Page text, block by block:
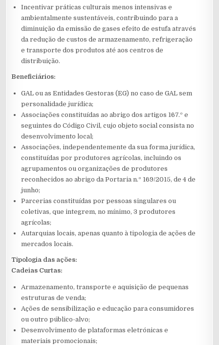
Incentivar práticas culturais menos intensivas e
ambientalmente sustentáveis, contribuindo para a
diminuição da emissão de gases efeito de estufa através
da redução de custos de armazenamento, refrigeração
e transporte dos produtos até aos centros de
distribuição.
Beneficiários:
GAL ou as Entidades Gestoras (EG) no caso de GAL sem
personalidade jurídica;
Associações constituídas ao abrigo dos artigos 167.º e
seguintes do Código Civil, cujo objeto social consista no
desenvolvimento local;
Associações, independentemente da sua forma jurídica,
constituídas por produtores agrícolas, incluindo os
agrupamentos ou organizações de produtores
reconhecidos ao abrigo da Portaria n.º 169/2015, de 4 de
junho;
Parcerias constituídas por pessoas singulares ou
coletivas, que integrem, no mínimo, 3 produtores
agrícolas;
Autarquias locais, apenas quanto à tipologia de ações de
mercados locais.
Tipologia das ações:
Cadeias Curtas:
Armazenamento, transporte e aquisição de pequenas
estruturas de venda;
Ações de sensibilização e educação para consumidores
ou outro público-alvo;
Desenvolvimento de plataformas eletrónicas e
materiais promocionais;